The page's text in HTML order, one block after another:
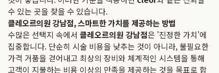
수 있는 곳을 찾을 수 있습니다.
클레오르의원 강남점, 스마트한 가치를 제공하는 방법
수많은 선택지 속에서 클레오르의원 강남점은 '진정한 가치'에
집중합니다. 단순히 시술 비용을 낮추는 것이 아니라, 불필요한
가격 거품을 걷어내고 최상의 장비와 체계적인 시스템을 통해
고객이 지불하는 비용 이상의 만족을 제공하는 것을 목표로 합